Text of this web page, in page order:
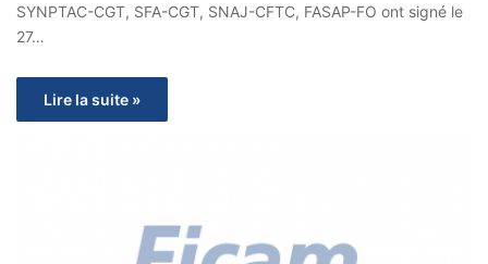
SYNPTAC-CGT, SFA-CGT, SNAJ-CFTC, FASAP-FO ont signé le
27…
Lire la suite »